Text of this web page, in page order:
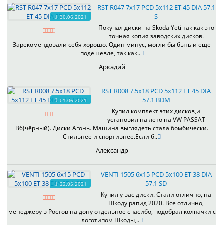
30.06.2021
RST R047 7x17 PCD 5x112 ET 45 DIA 57.1
S
Покупал диски на Skoda Yeti так как это
точная копия заводских дисков.
Зарекомендовали себя хорошо. Один минус, могли бы быть и ещё
подешевле, так как..
Аркадий
01.06.2021
RST R008 7.5x18 PCD 5x112 ET 45 DIA
57.1 BDM
Купил комплект этих дисков,и
установил на лето на VW PASSAT
B6(чёрный). Диски Агонь. Машина выглядеть стала бомбически.
Стильнее и спортивнее.Если б..
Александр
22.05.2021
VENTI 1505 6x15 PCD 5x100 ET 38 DIA
57.1 SD
Купил у вас диски. Стали отлично, на
Шкоду рапид 2020. Все отлично,
менеджеру в Ростов на дону отдельное спасибо, подобрал колпачки с
логотипом Шкоды,..